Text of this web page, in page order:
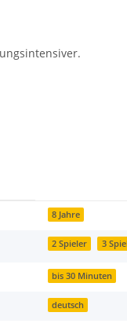
8 Jahre
2 Spieler 3
bis 30 Minuten
deutsch